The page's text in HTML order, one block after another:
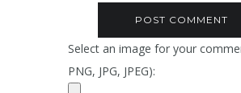
Select an image for your
PNG, JPG, JPEG):